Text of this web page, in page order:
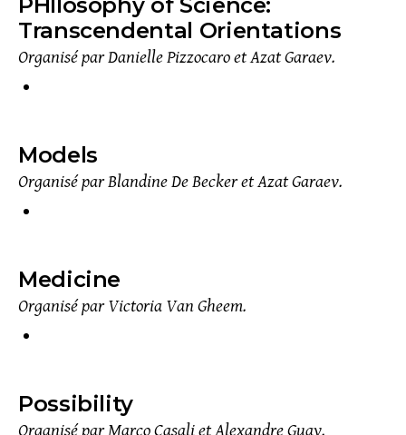
Transcendental Orientations
Organisé par Danielle Pizzocaro et Azat Garaev.
Models
Organisé par Blandine De Becker et Azat Garaev.
Medicine
Organisé par Victoria Van Gheem.
Possibility
Organisé par Marco Casali et Alexandre Guay.